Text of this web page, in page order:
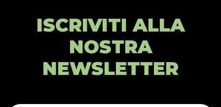
ISCRIVITI ALLA
NOSTRA
NEWSLETTER